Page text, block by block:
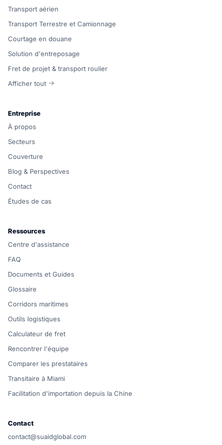
Transport aérien
Transport Terrestre et Camionnage
Courtage en douane
Solution d'entreposage
Fret de projet & transport roulier
Afficher tout
Entreprise
À propos
Secteurs
Couverture
Blog & Perspectives
Contact
Études de cas
Ressources
Centre d'assistance
FAQ
Documents et Guides
Glossaire
Corridors maritimes
Outils logistiques
Calculateur de fret
Rencontrer l'équipe
Comparer les prestataires
Transitaire à Miami
Facilitation d'importation depuis la Chine
Contact
contact@suaidglobal.com